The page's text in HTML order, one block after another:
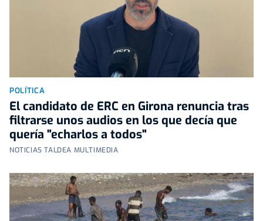
POLÍTICA
El candidato de ERC en Girona renuncia tras
filtrarse unos audios en los que decía que
quería "echarlos a todos"
NOTICIAS TALDEA MULTIMEDIA